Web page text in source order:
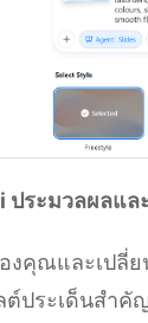
ประมวลผลแล
งคุณและเปลี่
ต์ประเด็นสำ